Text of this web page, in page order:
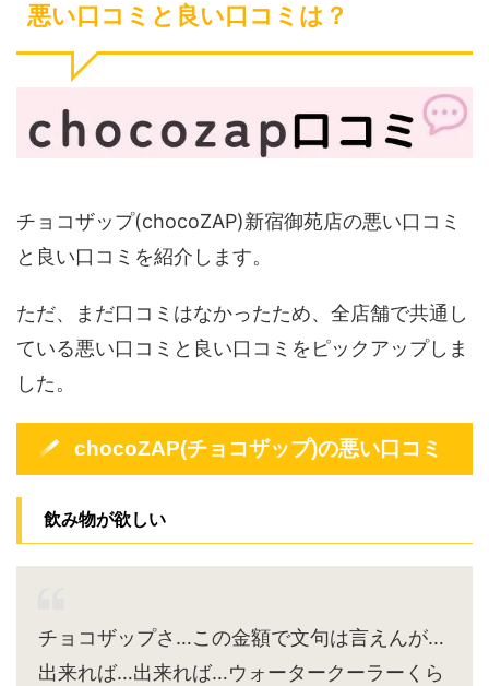
悪い口コミと良い口コミは？
チョコザップ(chocoZAP)新宿御苑店の悪い口コミ
と良い口コミを紹介します。
ただ、まだ口コミはなかったため、全店舗で共通し
ている悪い口コミと良い口コミをピックアップしま
した。
chocoZAP(チョコザップ)の悪い口コミ
飲み物が欲しい
チョコザップさ…この金額で文句は言えんが…
出来れば…出来れば…ウォータークーラーくら